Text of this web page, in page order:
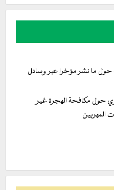
حول ما نشر مؤخرا عبر وسائل
حول مكافحة الهجرة غير
المهربين